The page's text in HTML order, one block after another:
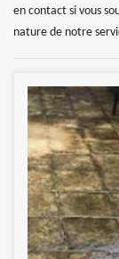
en contact si vous
nature de notre